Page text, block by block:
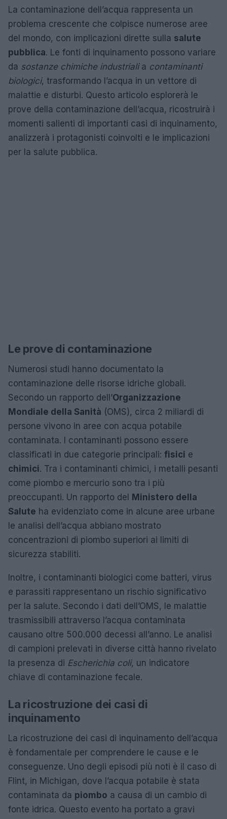
La contaminazione dell’acqua rappresenta un
problema crescente che colpisce numerose aree
del mondo, con implicazioni dirette sulla salute
pubblica. Le fonti di inquinamento possono variare
da sostanze chimiche industrialia contaminanti
biologici, trasformando l’acqua in un vettore di
malattie e disturbi. Questo articolo esplorerà le
prove della contaminazione dell’acqua, ricostruirà i
momenti salienti di importanti casi di inquinamento,
analizzerà i protagonisti coinvolti e le implicazioni
per la salute pubblica.
Le prove di contaminazione
Numerosi studi hanno documentato la
contaminazione delle risorse idriche globali.
Secondo un rapporto dell’Organizzazione
Mondiale della Sanità (OMS), circa 2 miliardi di
persone vivono in aree con acqua potabile
contaminata. I contaminanti possono essere
classificati in due categorie principali: fisici e
chimici. Tra i contaminanti chimici, i metalli pesanti
come piombo e mercurio sono tra i più
preoccupanti. Un rapporto del Ministero della
Salute ha evidenziato come in alcune aree urbane
le analisi dell’acqua abbiano mostrato
concentrazioni di piombo superiori ai limiti di
sicurezza stabiliti.
Inoltre, i contaminanti biologici come batteri, virus
e parassiti rappresentano un rischio significativo
per la salute. Secondo i dati dell’OMS, le malattie
trasmissibili attraverso l’acqua contaminata
causano oltre 500.000 decessi all’anno. Le analisi
di campioni prelevati in diverse città hanno rivelato
la presenza di Escherichia coli, un indicatore
chiave di contaminazione fecale.
La ricostruzione dei casi di
inquinamento
La ricostruzione dei casi di inquinamento dell’acqua
è fondamentale per comprendere le cause e le
conseguenze. Uno degli episodi più noti è il caso di
Flint, in Michigan, dove l’acqua potabile è stata
contaminata da piombo a causa di un cambio di
fonte idrica. Questo evento ha portato a gravi